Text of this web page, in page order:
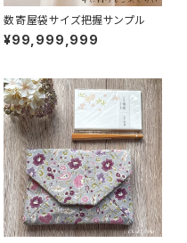
数寄屋袋サイズ把握サンプル
¥99,999,999